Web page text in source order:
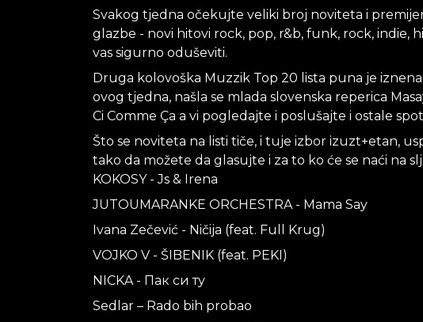
Svakog tjedna očekujte veliki broj noviteta i
glazbe - novi hitovi rock, pop, r&b, funk, rock, indie,
vas sigurno oduševiti.
Druga kolovoška Muzzik Top 20 lista puna je
ovog tjedna, našla se mlada slovenska reperica
Ci Comme Ça a vi pogledajte i poslušajte i ostale
Što se noviteta na listi tiče, i tuje izbor izuzt+etan,
tako da možete da glasujte i za to ko će se naći na
KOKOSY - Js & Irena
JUTOUMARANKE ORCHESTRA - Mama Say
Ivana Zečević - Ničija (feat. Full Krug)
VOJKO V - ŠIBENIK (feat. PEKI)
NICKA - Пак си ту
Sedlar – Rado bih probao